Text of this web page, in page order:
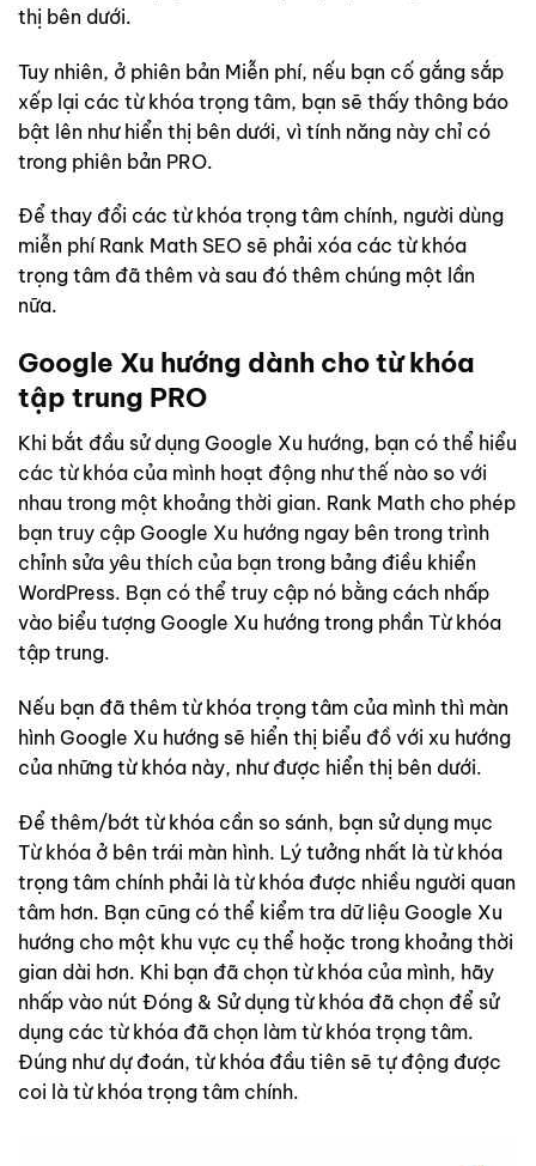
thị bên dưới.
Tuy nhiên, ở phiên bản Miễn phí, nếu bạn cố gắng sắp
xếp lại các từ khóa trọng tâm, bạn sẽ thấy thông báo
bật lên như hiển thị bên dưới, vì tính năng này chỉ có
trong phiên bản PRO.
Để thay đổi các từ khóa trọng tâm chính, người dùng
miễn phí Rank Math SEO sẽ phải xóa các từ khóa
trọng tâm đã thêm và sau đó thêm chúng một lần
nữa.
Google Xu hướng dành cho từ khóa
tập trung PRO
Khi bắt đầu sử dụng Google Xu hướng, bạn có thể hiểu
các từ khóa của mình hoạt động như thế nào so với
nhau trong một khoảng thời gian. Rank Math cho phép
bạn truy cập Google Xu hướng ngay bên trong trình
chỉnh sửa yêu thích của bạn trong bảng điều khiển
WordPress. Bạn có thể truy cập nó bằng cách nhấp
vào biểu tượng Google Xu hướng trong phần Từ khóa
tập trung.
Nếu bạn đã thêm từ khóa trọng tâm của mình thì màn
hình Google Xu hướng sẽ hiển thị biểu đồ với xu hướng
của những từ khóa này, như được hiển thị bên dưới.
Để thêm/bớt từ khóa cần so sánh, bạn sử dụng mục
Từ khóa ở bên trái màn hình. Lý tưởng nhất là từ khóa
trọng tâm chính phải là từ khóa được nhiều người quan
tâm hơn. Bạn cũng có thể kiểm tra dữ liệu Google Xu
hướng cho một khu vực cụ thể hoặc trong khoảng thời
gian dài hơn. Khi bạn đã chọn từ khóa của mình, hãy
nhấp vào nút Đóng & Sử dụng từ khóa đã chọn để sử
dụng các từ khóa đã chọn làm từ khóa trọng tâm.
Đúng như dự đoán, từ khóa đầu tiên sẽ tự động được
coi là từ khóa trọng tâm chính.